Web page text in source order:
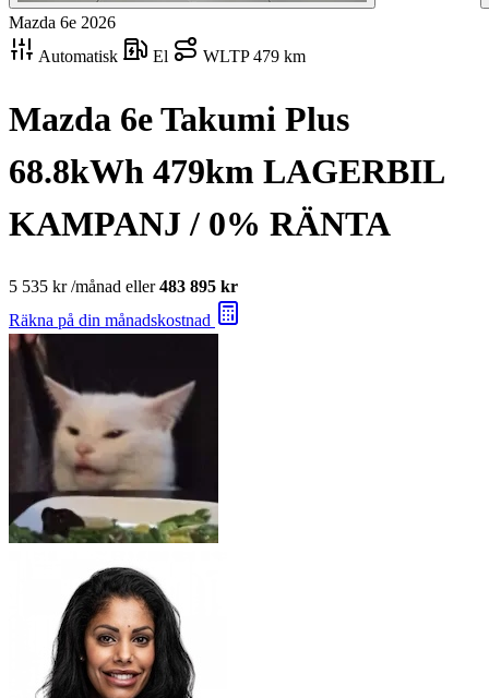
Mazda 6e 2026
Automatisk
El WLTP479 km
Mazda 6e Takumi Plus
68.8kWh 479km LAGERBIL
KAMPANJ / 0% RÄNTA
5 535 kr /månad eller483 895 kr
Räkna på din månadskostnad